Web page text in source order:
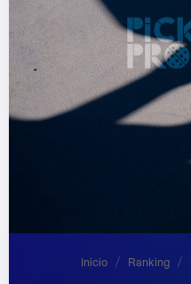
Inicio / Ranking /